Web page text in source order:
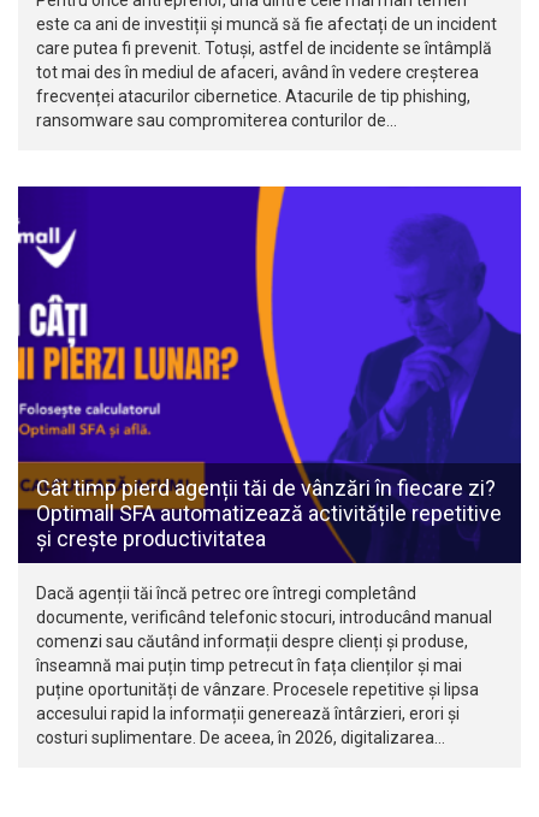
este ca ani de investiții și muncă să fie afectați de un incident
care putea fi prevenit. Totuși, astfel de incidente se întâmplă
tot mai des în mediul de afaceri, având în vedere creșterea
frecvenței atacurilor cibernetice. Atacurile de tip phishing,
ransomware sau compromiterea conturilor de…
Cât timp pierd agenții tăi de vânzări în fiecare zi?
Optimall SFA automatizează activitățile repetitive
și crește productivitatea
Dacă agenții tăi încă petrec ore întregi completând
documente, verificând telefonic stocuri, introducând manual
comenzi sau căutând informații despre clienți și produse,
înseamnă mai puțin timp petrecut în fața clienților și mai
puține oportunități de vânzare. Procesele repetitive și lipsa
accesului rapid la informații generează întârzieri, erori și
costuri suplimentare. De aceea, în 2026, digitalizarea…